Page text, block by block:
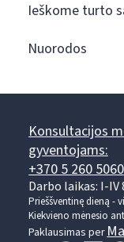
Ieškome turto
Nuorodos
Konsultacijos
gyventojams:
+370 5 260 5060
Darbo laikas: I-IV
Prieššventinę dieną -
Kiekvieno mėnesio
Paklausimas per